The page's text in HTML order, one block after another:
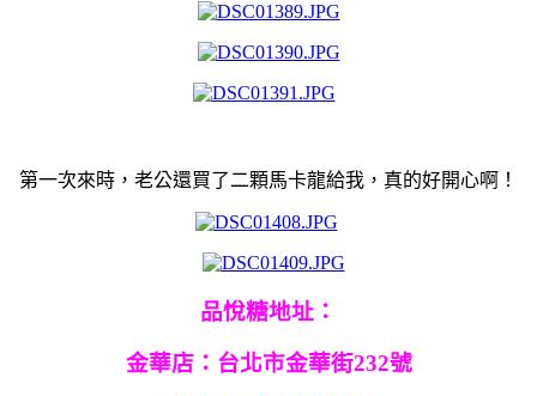
第一次來時，老公還買了二顆馬卡龍給我，真的好開心啊！
品悅糖地址：
金華店：台北市金華街232號